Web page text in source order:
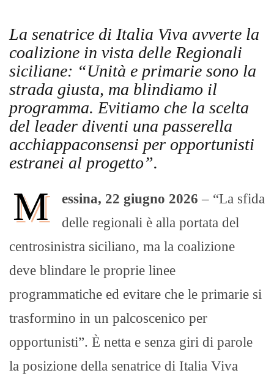
La senatrice di Italia Viva avverte la
coalizione in vista delle Regionali
siciliane: “Unità e primarie sono la
strada giusta, ma blindiamo il
programma. Evitiamo che la scelta
del leader diventi una passerella
acchiappaconsensi per opportunisti
estranei al progetto”.
M essina, 22 giugno 2026 – “La sfida
delle regionali è alla portata del
centrosinistra siciliano, ma la coalizione
deve blindare le proprie linee
programmatiche ed evitare che le primarie si
trasformino in un palcoscenico per
opportunisti”. È netta e senza giri di parole
la posizione della senatrice di Italia Viva